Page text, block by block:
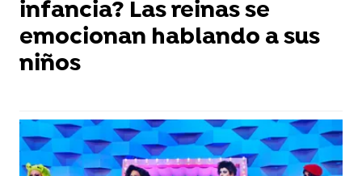
infancia? Las reinas se
emocionan hablando a sus
niños